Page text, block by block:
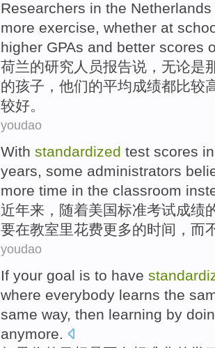
Researchers in the Netherlands
more exercise, whether at
higher GPAs and better scores
荷兰的研究人员报告说 ， 无论是
的孩子 ，他们的平均成绩都比较
较好。
youdao
With standardized test scores
years, some administrators
more time in the classroom
近年来， 随着美国标准考试成绩
要在教室里花费更多的时间 ， 而
youdao
If your goal is to have
where everybody learns the
same way, then learning by
anymore.